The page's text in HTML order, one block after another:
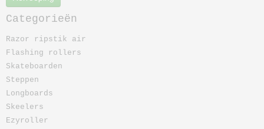
Categorieën
Razor ripstik air
Flashing rollers
Skateboarden
Steppen
Longboards
Skeelers
Ezyroller